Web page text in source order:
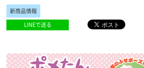
新商品情報
LINEで送る